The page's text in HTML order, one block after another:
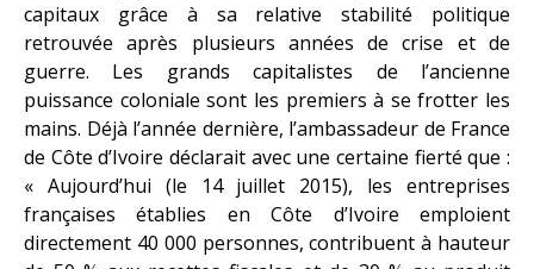
capitaux grâce à sa relative stabilité politique
retrouvée après plusieurs années de crise et de
guerre. Les grands capitalistes de l’ancienne
puissance coloniale sont les premiers à se frotter les
mains. Déjà l’année dernière, l’ambassadeur de France
de Côte d’Ivoire déclarait avec une certaine fierté que :
« Aujourd’hui (le 14 juillet 2015), les entreprises
françaises établies en Côte d’Ivoire emploient
directement 40 000 personnes, contribuent à hauteur